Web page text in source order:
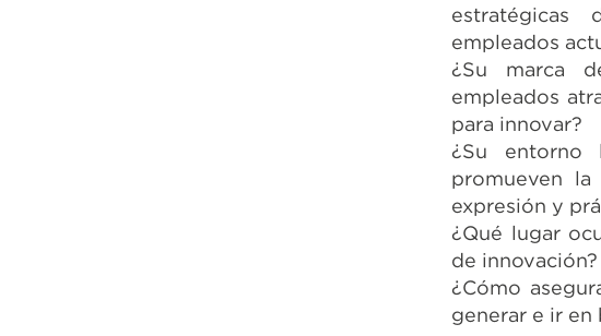
estratégicas
empleados
¿Su marca
empleados
para innovar?
¿Su entorno
promueven
expresión y
¿Qué lugar
de innovación?
¿Cómo
generar e ir en